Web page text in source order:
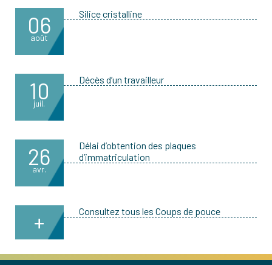
06
août
Silice cristalline
10
juil.
Décès d’un travailleur
26
avr.
Délai d’obtention des plaques
d’immatriculation
+ Consultez tous les Coups de pouce